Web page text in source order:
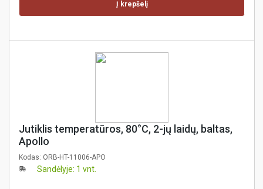
Į krepšelį
Jutiklis temperatūros, 80°C, 2-jų laidų, baltas,
Apollo
Kodas: ORB-HT-11006-APO
Sandėlyje: 1 vnt.